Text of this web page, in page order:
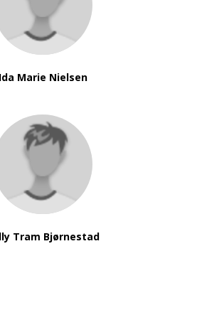
Ida Marie Nielsen
Tram Bjørnestad